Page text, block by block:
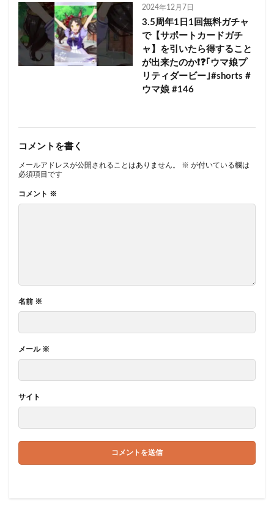
2024年12月7日
3.5周年1日1回無料ガチャ
で【サポートカードガチ
ャ】を引いたら得すること
が出来たのか❗❓｢ウマ娘プ
リティダービー｣#shorts #
ウマ娘 #146
コメントを書く
メールアドレスが公開されることはありません。 ※ が付いている欄は
必須項目です
コメント ※
名前 ※
メール ※
サイト